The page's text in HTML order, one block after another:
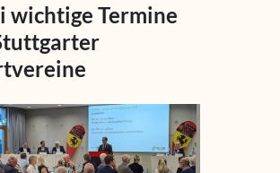
wichtige Termine